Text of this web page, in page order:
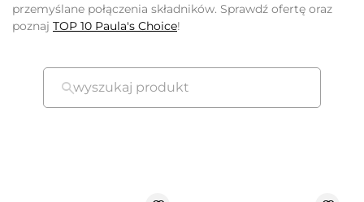
przemyślane połączenia składników. Sprawdź ofertę oraz
poznaj TOP 10 Paula's Choice!
wyszukaj produkt